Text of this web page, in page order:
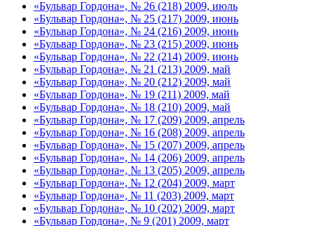
«Бульвар Гордона», № 26 (218) 2009, июль
«Бульвар Гордона», № 25 (217) 2009, июнь
«Бульвар Гордона», № 24 (216) 2009, июнь
«Бульвар Гордона», № 23 (215) 2009, июнь
«Бульвар Гордона», № 22 (214) 2009, июнь
«Бульвар Гордона», № 21 (213) 2009, май
«Бульвар Гордона», № 20 (212) 2009, май
«Бульвар Гордона», № 19 (211) 2009, май
«Бульвар Гордона», № 18 (210) 2009, май
«Бульвар Гордона», № 17 (209) 2009, апрель
«Бульвар Гордона», № 16 (208) 2009, апрель
«Бульвар Гордона», № 15 (207) 2009, апрель
«Бульвар Гордона», № 14 (206) 2009, апрель
«Бульвар Гордона», № 13 (205) 2009, апрель
«Бульвар Гордона», № 12 (204) 2009, март
«Бульвар Гордона», № 11 (203) 2009, март
«Бульвар Гордона», № 10 (202) 2009, март
«Бульвар Гордона», № 9 (201) 2009, март